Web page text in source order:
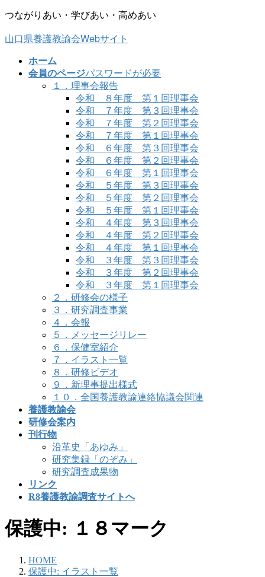
コ
テ
ナ
ゲ
つながりあい・学びあい・高めあい
山口県養護教諭会Webサイト
ホーム
会員のページパスワードが必要
１．理事会報告
令和 ８年度 第１回理事会
令和 ７年度 第３回理事会
令和 ７年度 第２回理事会
令和 ７年度 第１回理事会
令和 ６年度 第３回理事会
令和 ６年度 第２回理事会
令和 ６年度 第１回理事会
令和 ５年度 第３回理事会
令和 ５年度 第２回理事会
令和 ５年度 第１回理事会
令和 ４年度 第３回理事会
令和 ４年度 第２回理事会
令和 ４年度 第１回理事会
令和 ３年度 第３回理事会
令和 ３年度 第２回理事会
令和 ３年度 第１回理事会
２．研修会の様子
３．研究調査事業
４．会報
５．メッセージリレー
６．保健室紹介
７．イラスト一覧
８．研修ビデオ
９．新理事提出様式
１０．全国養護教諭連絡協議会関連
養護教諭会
研修会案内
刊行物
沿革史「あゆみ」
研究集録「のぞみ」
研究調査成果物
リンク
R8養護教諭調査サイトへ
保護中: １８マーク
HOME
保護中: イラスト一覧